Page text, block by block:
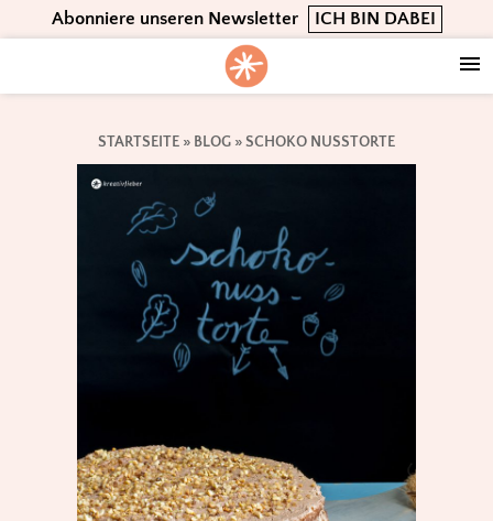
to
navigation
to
content
to
Abonniere unseren Newsletter ICH BIN DABEI
STARTSEITE » BLOG »SCHOKO NUSSTORTE